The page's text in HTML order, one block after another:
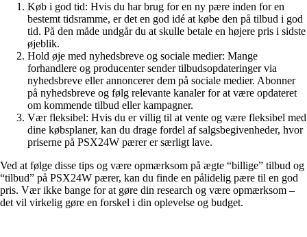
Køb i god tid: Hvis du har brug for en ny pære inden for en
bestemt tidsramme, er det en god idé at købe den på tilbud i god
tid. På den måde undgår du at skulle betale en højere pris i sidste
øjeblik.
Hold øje med nyhedsbreve og sociale medier: Mange
forhandlere og producenter sender tilbudsopdateringer via
nyhedsbreve eller annoncerer dem på sociale medier. Abonner
på nyhedsbreve og følg relevante kanaler for at være opdateret
om kommende tilbud eller kampagner.
Vær fleksibel: Hvis du er villig til at vente og være fleksibel med
dine købsplaner, kan du drage fordel af salgsbegivenheder, hvor
priserne på PSX24W pærer er særligt lave.
Ved at følge disse tips og være opmærksom på ægte “billige” tilbud og
“tilbud” på PSX24W pærer, kan du finde en pålidelig pære til en god
pris. Vær ikke bange for at gøre din research og være opmærksom –
det vil virkelig gøre en forskel i din oplevelse og budget.